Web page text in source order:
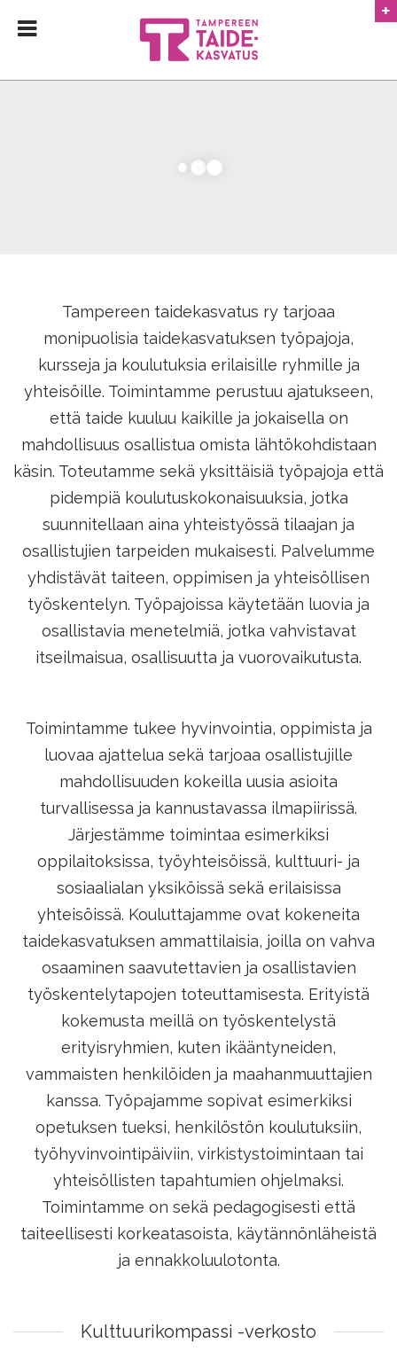
MEISTÄ
Tampereen taidekasvatus ry tarjoaa
monipuolisia taidekasvatuksen työpajoja,
kursseja ja koulutuksia erilaisille ryhmille ja
yhteisöille. Toimintamme perustuu ajatukseen,
että taide kuuluu kaikille ja jokaisella on
mahdollisuus osallistua omista lähtökohdistaan
käsin. Toteutamme sekä yksittäisiä työpajoja että
pidempiä koulutuskokonaisuuksia, jotka
suunnitellaan aina yhteistyössä tilaajan ja
osallistujien tarpeiden mukaisesti. Palvelumme
yhdistävät taiteen, oppimisen ja yhteisöllisen
työskentelyn. Työpajoissa käytetään luovia ja
osallistavia menetelmiä, jotka vahvistavat
itseilmaisua, osallisuutta ja vuorovaikutusta.
Toimintamme tukee hyvinvointia, oppimista ja
luovaa ajattelua sekä tarjoaa osallistujille
mahdollisuuden kokeilla uusia asioita
turvallisessa ja kannustavassa ilmapiirissä.
Järjestämme toimintaa esimerkiksi
oppilaitoksissa, työyhteisöissä, kulttuuri- ja
sosiaalialan yksiköissä sekä erilaisissa
yhteisöissä. Kouluttajamme ovat kokeneita
taidekasvatuksen ammattilaisia, joilla on vahva
osaaminen saavutettavien ja osallistavien
työskentelytapojen toteuttamisesta. Erityistä
kokemusta meillä on työskentelystä
erityisryhmien, kuten ikääntyneiden,
vammaisten henkilöiden ja maahanmuuttajien
kanssa. Työpajamme sopivat esimerkiksi
opetuksen tueksi, henkilöstön koulutuksiin,
työhyvinvointipäiviin, virkistystoimintaan tai
yhteisöllisten tapahtumien ohjelmaksi.
Toimintamme on sekä pedagogisesti että
taiteellisesti korkeatasoista, käytännönläheistä
ja ennakkoluulotonta.
Kulttuurikompassi -verkosto